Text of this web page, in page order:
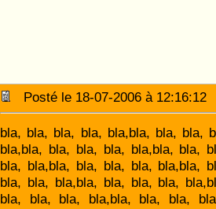
Posté le 18-07-2006 à
bla, bla, bla, bla, bla,bla, bla, bla,
bla,bla, bla, bla, bla, bla,bla, bla,
bla, bla,bla, bla, bla, bla, bla,bla,
bla, bla, bla,bla, bla, bla, bla,
bla, bla, bla, bla,bla, bla, bla,